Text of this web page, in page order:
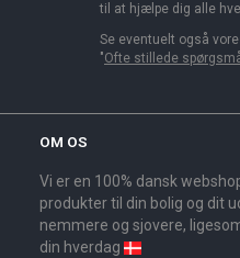
til at hjælpe dig alle
Se eventuelt også
"Ofte stillede
OM OS
Vi er en 100% dansk
produkter til din bolig og dit
nemmere og sjovere,
din hverdag